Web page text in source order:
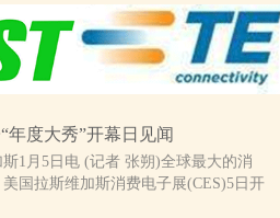
年度大秀”开幕日见闻
1月5日电 (记者 张朔)全球最大的消
国拉斯维加斯消费电子展(CES)5日开